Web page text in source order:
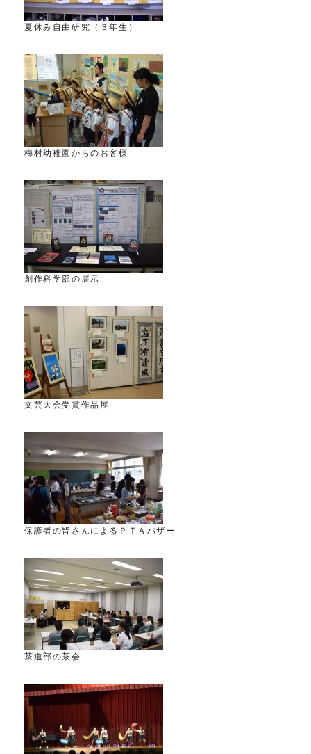
夏休み自由研究（３年生）
梅村幼稚園からのお客様
創作科学部の展示
文芸大会受賞作品展
保護者の皆さんによるＰＴＡバザー
茶道部の茶会